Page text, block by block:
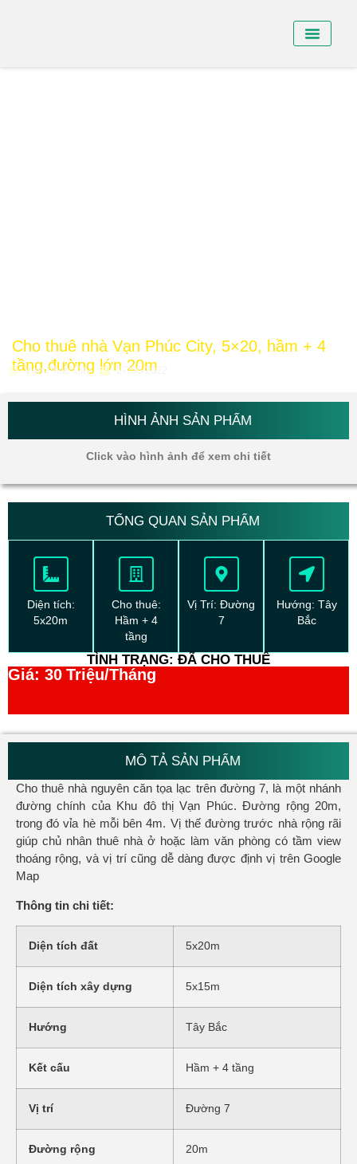
Cho thuê nhà Vạn Phúc City, 5×20, hầm + 4
tầng,đường lớn 20m
Vạn Phúc City 27/05/2022
HÌNH ẢNH SẢN PHẨM
Click vào hình ảnh để xem chi tiết
TỔNG QUAN SẢN PHẨM
Diện tích:
5x20m
Cho thuê:
Hầm + 4
tầng
Vị Trí: Đường
7
Hướng: Tây
Bắc
TÌNH TRẠNG: ĐÃ CHO THUÊ
Giá: 30 Triệu/Tháng
MÔ TẢ SẢN PHẨM
Cho thuê nhà nguyên căn tọa lạc trên đường 7, là một nhánh
đường chính của Khu đô thị Vạn Phúc. Đường rộng 20m,
trong đó vỉa hè mỗi bên 4m. Vị thế đường trước nhà rộng rãi
giúp chủ nhân thuê nhà ở hoặc làm văn phòng có tầm view
thoáng rộng, và vị trí cũng dễ dàng được định vị trên Google
Map
Thông tin chi tiết:
Diện tích đất 5x20m
Diện tích xây dựng 5x15m
Hướng Tây Bắc
Kết cấu Hầm + 4 tầng
Vị trí Đường 7
Đường rộng 20m